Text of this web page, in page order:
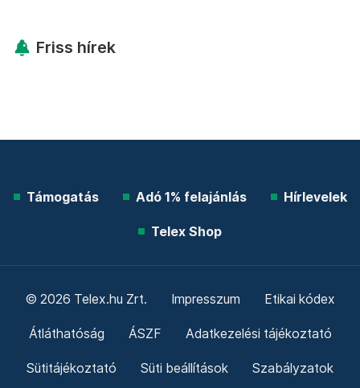
Friss hírek
Támogatás Adó 1% felajánlás Hírlevelek
Telex Shop
© 2026 Telex.hu Zrt. Impresszum Etikai kódex
Átláthatóság ÁSZF Adatkezelési tájékoztató
Sütitájékoztató Süti beállítások Szabályzatok